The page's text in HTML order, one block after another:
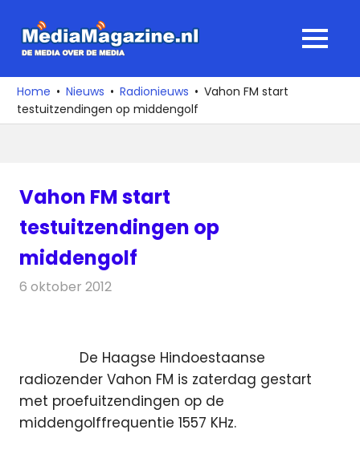
naar
media
over
de
MENU
Home Nieuws Radionieuws
Vahon FM start
testuitzendingen op middengolf
Vahon FM start
testuitzendingen op
middengolf
6 oktober 2012
De Haagse Hindoestaanse
radiozender Vahon FM is zaterdag gestart
met proefuitzendingen op de
middengolffrequentie 1557 KHz.